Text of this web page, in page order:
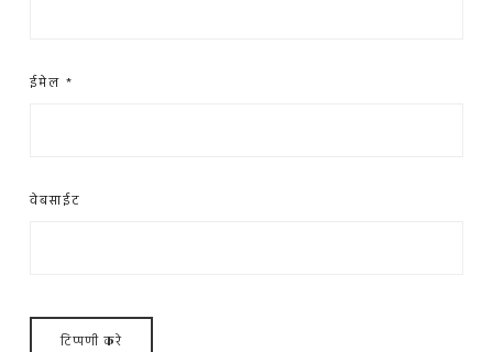
ईमेल *
वेबसाईट